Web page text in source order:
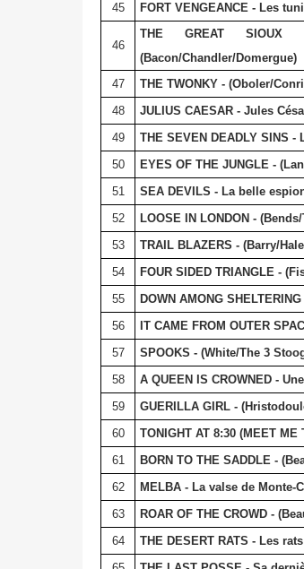
45
FORT VENGEANCE - Les
46
THE GREAT
(Bacon/Chandler/Domergue)
47 THE TWONKY - (Oboler/
48
JULIUS CAESAR - Jules
49
THE SEVEN DEADLY SINS
50
EYES OF THE JUNGLE -
51
SEA DEVILS - La belle
52
LOOSE IN LONDON -
53
TRAIL BLAZERS - (Barry/
54
FOUR SIDED TRIANGLE -
55
DOWN AMONG
56
IT CAME FROM OUTER
57
SPOOKS - (White/The 3
58
A QUEEN IS CROWNED -
59
GUERILLA GIRL -
60
TONIGHT AT 8:30 (MEET
61
BORN TO THE SADDLE -
62
MELBA - La valse de Monte-
63
ROAR OF THE CROWD -
64
THE DESERT RATS - Les